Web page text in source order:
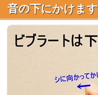
音の下にかけます